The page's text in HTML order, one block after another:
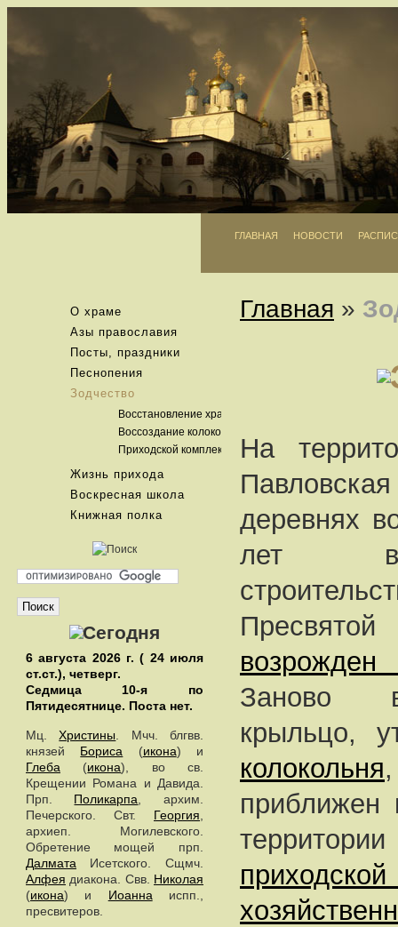
ГЛАВНАЯ НОВОСТИ
О храме
Азы православия
Посты, праздники
Песнопения
Зодчество
Восстановление храма
Воссоздание колокольни
Приходской комплекс
Жизнь прихода
Воскресная школа
Книжная полка
6 августа 2026 г. ( 24 июля
ст.ст.), четверг.
Седмица 10-я по
Пятидесятнице. Поста нет.
Мц.Христины . Мчч. блгвв.
князей Бориса (икона) и
Глеба (икона), во св.
Крещении Романа и Давида.
Прп. Поликарпа , архим.
Печерского. Свт. Георгия
архиеп. Могилевского.
Обретение мощей прп.
Далмата Исетского. Сщмч.
Алфея диакона. Свв. Николая
(икона) и Иоанна испп.,
пресвитеров.
Главная »
На
деревнях
лет
Заново
крыльцо,
колокольня
приближен